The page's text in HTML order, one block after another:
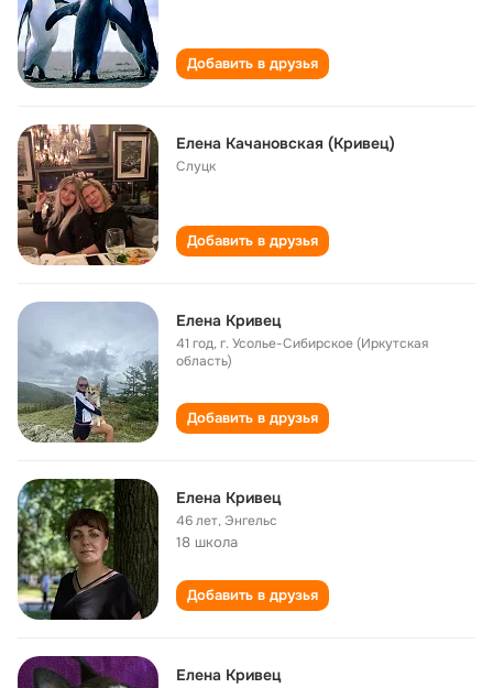
Добавить в друзья
Елена Качановская (Кривец)
Слуцк
Добавить в друзья
Елена Кривец
41 год,г. Усолье-Сибирское (Иркутская
область)
Добавить в друзья
Елена Кривец
46 лет, Энгельс
18 школа
Добавить в друзья
Елена Кривец